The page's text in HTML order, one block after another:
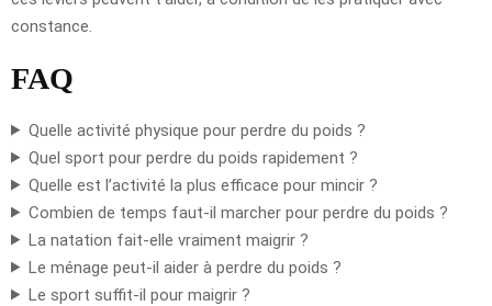
constance.
FAQ
Quelle activité physique pour perdre du poids ?
Quel sport pour perdre du poids rapidement ?
Quelle est l’activité la plus efficace pour mincir ?
Combien de temps faut-il marcher pour perdre du poids ?
La natation fait-elle vraiment maigrir ?
Le ménage peut-il aider à perdre du poids ?
Le sport suffit-il pour maigrir ?